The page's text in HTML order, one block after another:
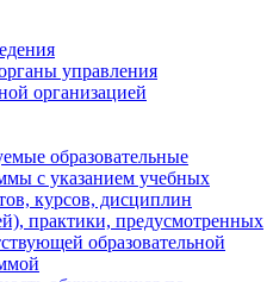
управления
организацией
образовательные
с указанием учебных
курсов, дисциплин
практики, предусмотренных
образовательной